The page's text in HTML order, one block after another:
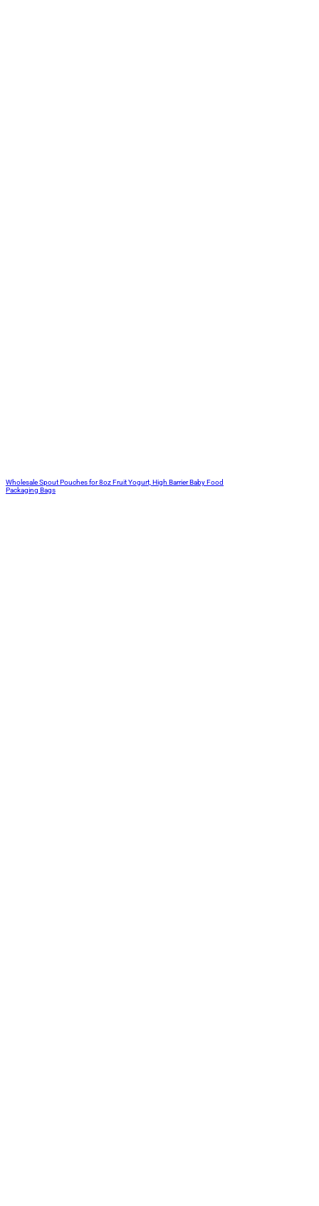
Wholesale Spout Pouches for 8oz Fruit Yogurt, High Barrier Baby Food
Packaging Bags